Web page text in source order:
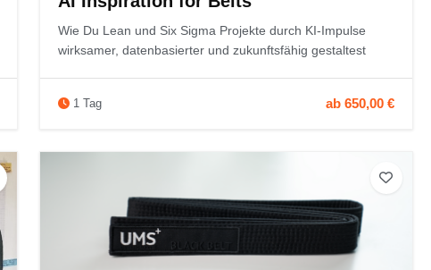
Wie Du Lean und Six Sigma Projekte durch KI‑Impulse
wirksamer, datenbasierter und zukunftsfähig gestaltest
1 Tag ab 650,00 €